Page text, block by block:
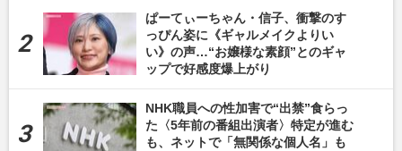
ぱーてぃーちゃん・信子、衝撃のす
っぴん姿に《ギャルメイクよりい
い》の声…“お嬢様な素顔”とのギャ
ップで好感度爆上がり
NHK職員への性加害で“出禁”食らっ
た〈5年前の番組出演者〉特定が進む
も、ネットで「無関係な個人名」も